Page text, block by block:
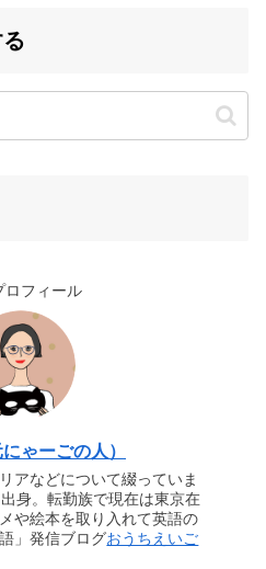
ロフィール
ゃーごの人）
アなどについて綴っていま
身。転勤族で現在は東京在
や絵本を取り入れて英語の
」発信ブログおうちえいご